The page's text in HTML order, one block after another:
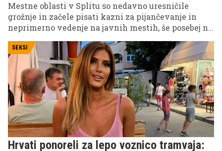
Mestne oblasti v Splitu so nedavno uresničile
grožnje in začele pisati kazni za pijančevanje in
neprimerno vedenje na javnih mestih, še posebej na
pregnati podivjane, predvsem mlade turiste, ki
pijani motijo javni red in mir v nočnih urah in
kravžljajo živce domačinom.
SEKSI
Hrvati ponoreli za lepo voznico tramvaja: